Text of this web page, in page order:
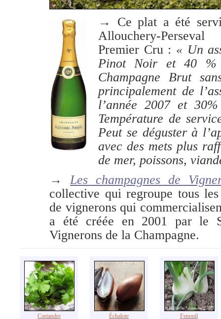
→ Ce plat a été
Allouchery-
Premier Cru : « Un
Pinot Noir et 40 %
Champagne Brut
principalement de
l’année 2007 et
Température de
Peut se déguster à
avec des mets plus
de mer, poissons,
→ Les champagnes de
collective qui regroupe tous
de vignerons qui
a été créée en 2001 par le
Vignerons de la Champagne.
Coriandre Échalote Fenouil